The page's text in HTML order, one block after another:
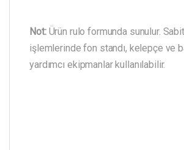
Not:Ürün rulo formunda sunulur.
işlemlerinde fon standı, kelepçe ve
yardımcı ekipmanlar kullanılabilir.